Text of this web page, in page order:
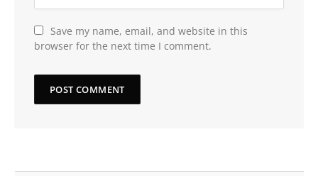
Save my name, email, and website in this
browser for the next time I comment.